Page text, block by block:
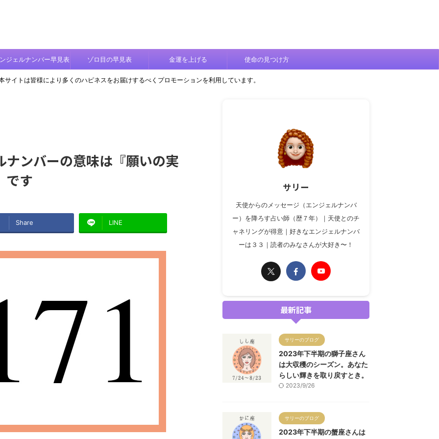
ジェルナンバー早見表 ゾロ目の早見表 金運を上げる 使命の見つけ方
サイトは皆様により多くのハピネスをお届けするべくプロモーションを利用しています。
ナンバーの意味は『願いの実
です
Share LINE
サリー
天使からのメッセージ（エンジェルナンバ
ー）を降ろす占い師（歴７年）｜天使とのチ
ャネリングが得意｜好きなエンジェルナンバ
ーは３３｜読者のみなさんが大好き〜！
最新記事
サリーのブログ
2023年下半期の獅子座さん
は大収穫のシーズン。あなた
らしい輝きを取り戻すとき。
2023/9/26
サリーのブログ
2023年下半期の蟹座さんは